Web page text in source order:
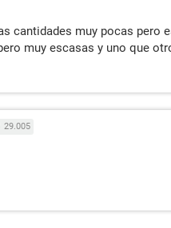
cantidades muy pocas pero
muy escasas y uno que
29.005